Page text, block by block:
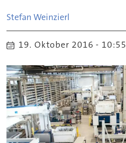
Stefan Weinzierl
19. Oktober 2016 - 10:55